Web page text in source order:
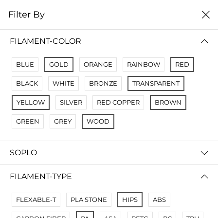
0
No Results
Not Found Filters1
Not Found Filters2
Filter By
FILAMENT-COLOR
BLUE GOLD ORANGE RAINBOW RED
BLACK WHITE BRONZE TRANSPARENT
YELLOW SILVER RED COPPER BROWN
GREEN GREY WOOD
SOPLO
FILAMENT-TYPE
FLEXABLE-T PLA STONE HIPS ABS